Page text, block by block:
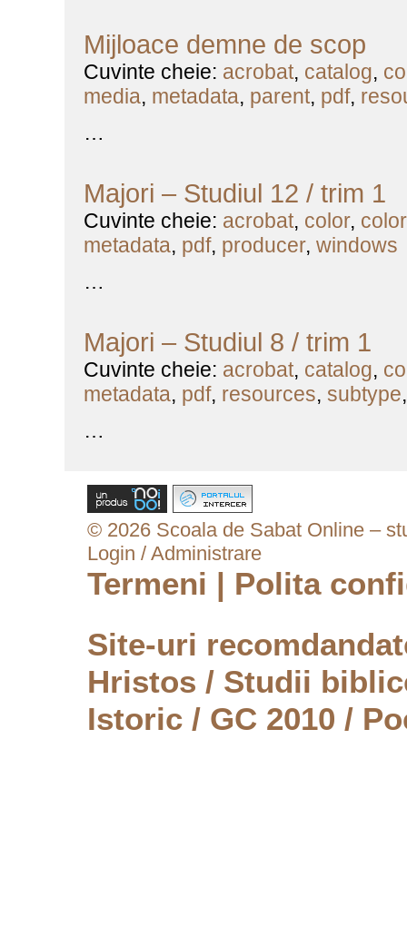
Mijloace demne de scop
Cuvinte cheie: acrobat, catalog,
media, metadata, parent, pdf,
…
Majori – Studiul 12 / trim 1
Cuvinte cheie: acrobat, color,
metadata, pdf, producer, windows
…
Majori – Studiul 8 / trim 1
Cuvinte cheie: acrobat, catalog,
metadata, pdf, resources, subtype
…
© 2026 Scoala de Sabat Online –
Login / Administrare
Termeni | Polita
Site-uri
Hristos / Studii
Istoric/ GC 2010 /